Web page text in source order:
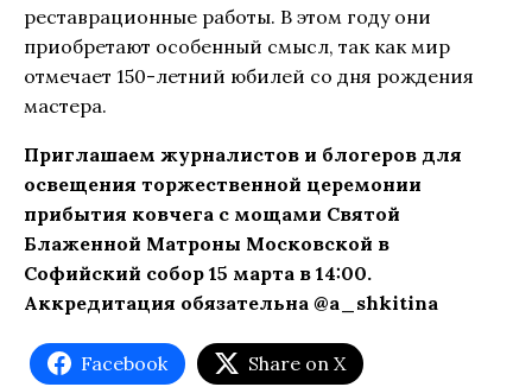
реставрационные работы. В этом году они
приобретают особенный смысл, так как мир
отмечает 150-летний юбилей со дня рождения
мастера.
Приглашаем журналистов и блогеров для
освещения торжественной церемонии
прибытия ковчега с мощами Святой
Блаженной Матроны Московской в
Софийский собор 15 марта в 14:00.
Аккредитация обязательна @a_shkitina
Facebook Share on X